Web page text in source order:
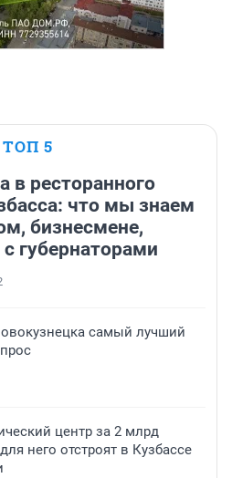
ТОП 5
в ресторанного
что мы знаем
бизнесмене,
губернаторами
самый лучший
центр за 2 млрд
него отстроят в Кузбассе